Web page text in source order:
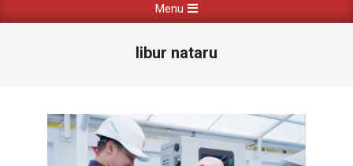
Navigation
Menu
libur nataru